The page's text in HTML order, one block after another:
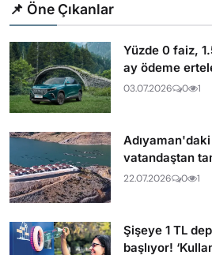
📌 Öne Çıkanlar
Yüzde 0 faiz,
ay ödeme
03.07.2026 0 1
vatandaştan
22.07.2026 0 1
Şişeye 1 TL
başlıyor!